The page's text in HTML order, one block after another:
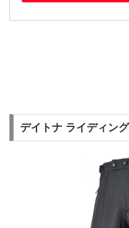
デイトナ ライディン